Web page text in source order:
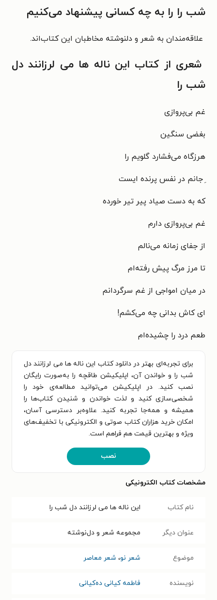
شب را را به چه کسانی پیشنهاد می‌کنیم
علاقه‌مندان به شعر و دلنوشته مخاطبان این کتاب‌اند.
شعری از کتاب این ناله ها می لرزانند دل
شب را
غم بی‌پروازی
بغضی سنگین
هرزگاه می‌فشارد گلویم را
ِ جانم در نفس پرنده ایست
که به دست صیاد پیر تیر خورده
غم بی‌پروازی دارم
از جفای زمانه می‌نالم
تا مرز مرگ پیش رفته‌ام
در میان امواجی از غم سرگردانم
ای کاش بدانی چه می‌کشم!
طعم درد را چشیده‌ام
برای تجربه‌ای بهتر در دانلود کتاب این ناله ها می لرزانند دل
شب را و خواندن آن، اپلیکیشن طاقچه را به‌صورت رایگان
نصب کنید. در اپلیکیشن می‌توانید مطالعه‌ی خود را
شخصی‌سازی کنید و لذت خواندن و شنیدن کتاب‌ها را
همیشه و همه‌جا تجربه کنید. علاوه‌بر دسترسی آسان،
امکان خرید هزاران کتاب صوتی و الکترونیکی با تخفیف‌های
ویژه و بهترین قیمت هم فراهم است.
نصب
مشخصات کتاب الکترونیکی
نام کتاب این ناله ها می لرزانند دل شب را
عنوان دیگر مجموعه شعر و دل‌نوشته
موضوع شعر نو، شعر معاصر
نویسنده فاطمه کیانی ده‌کیانی